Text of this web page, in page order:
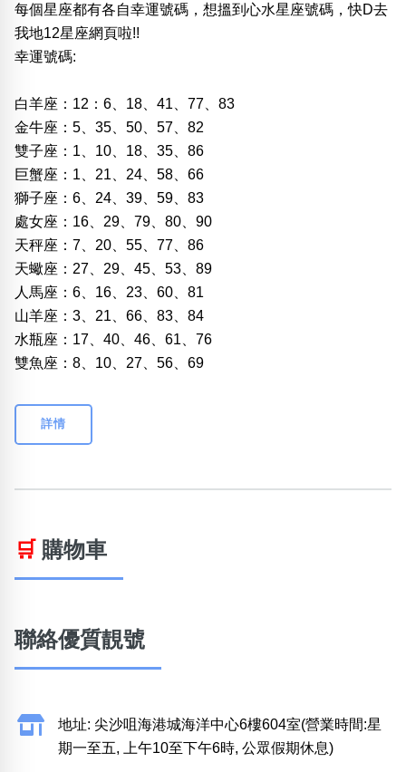
每個星座都有各自幸運號碼，想搵到心水星座號碼，快D去
我地12星座網頁啦!!
幸運號碼:
白羊座：12：6、18、41、77、83
金牛座：5、35、50、57、82
雙子座：1、10、18、35、86
巨蟹座：1、21、24、58、66
獅子座：6、24、39、59、83
處女座：16、29、79、80、90
天秤座：7、20、55、77、86
天蠍座：27、29、45、53、89
人馬座：6、16、23、60、81
山羊座：3、21、66、83、84
水瓶座：17、40、46、61、76
雙魚座：8、10、27、56、69
詳情
🛒 購物車
聯絡優質靚號
地址: 尖沙咀海港城海洋中心6樓604室(營業時間:星
期一至五, 上午10至下午6時, 公眾假期休息)